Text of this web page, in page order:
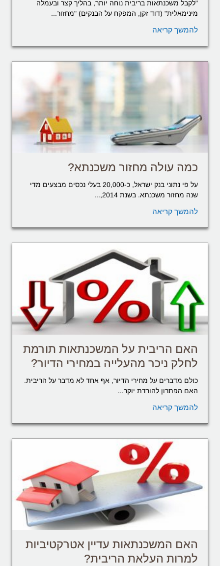
"לקבל משכנתאות בריבית נוחה יותר, בהליך קצר ובעמלה
מינימאלית" (דוד זקן, המפקח על הבנקים) "מחזור...
להמשך קריאה
כמה עולה מחזור משכנתא?
על פי נתוני בנק ישראל, כ-20,000 בעלי נכסים מבצעים מדי
שנה מחזור משכנתא. בשנת 2014,...
להמשך קריאה
האם הריבית על המשכנתאות תורמת
לחלק ניכר מהעלייה במחירי הדיור?
כולם מדברים על מחירי הדיור, אף אחד לא מדבר על הריבית.
האם הפתרון להורדת יוקר...
להמשך קריאה
האם המשכנתאות עדיין אטרקטיביות
למרות העלאת הריבית?